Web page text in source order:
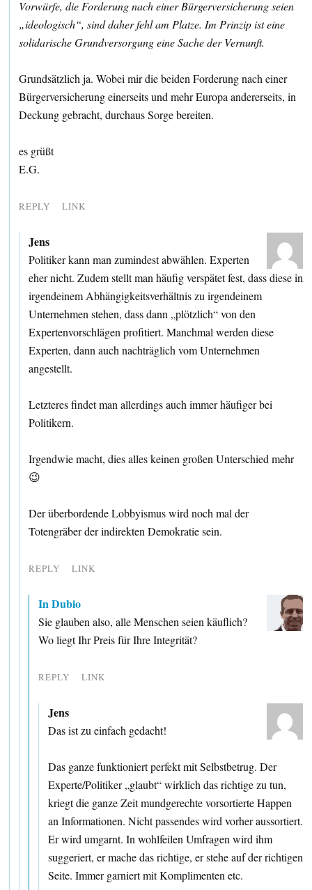
Vorwürfe, die Forderung nach einer Bürgerversicherung seien
„ideologisch“, sind daher fehl am Platze. Im Prinzip ist eine
solidarische Grundversorgung eine Sache der Vernunft.
Grundsätzlich ja. Wobei mir die beiden Forderung nach einer
Bürgerversicherung einerseits und mehr Europa andererseits, in
Deckung gebracht, durchaus Sorge bereiten.
es grüßt
E.G.
REPLY LINK
Jens
Politiker kann man zumindest abwählen. Experten
eher nicht. Zudem stellt man häufig verspätet fest, dass diese in
irgendeinem Abhängigkeitsverhältnis zu irgendeinem
Unternehmen stehen, dass dann „plötzlich“ von den
Expertenvorschlägen profitiert. Manchmal werden diese
Experten, dann auch nachträglich vom Unternehmen
angestellt.
Letzteres findet man allerdings auch immer häufiger bei
Politikern.
Irgendwie macht, dies alles keinen großen Unterschied mehr
😉
Der überbordende Lobbyismus wird noch mal der
Totengräber der indirekten Demokratie sein.
REPLY LINK
In Dubio
Sie glauben also, alle Menschen seien käuflich?
Wo liegt Ihr Preis für Ihre Integrität?
REPLY LINK
Jens
Das ist zu einfach gedacht!
Das ganze funktioniert perfekt mit Selbstbetrug. Der
Experte/Politiker „glaubt“ wirklich das richtige zu tun,
kriegt die ganze Zeit mundgerechte vorsortierte Happen
an Informationen. Nicht passendes wird vorher aussortiert.
Er wird umgarnt. In wohlfeilen Umfragen wird ihm
suggeriert, er mache das richtige, er stehe auf der richtigen
Seite. Immer garniert mit Komplimenten etc.